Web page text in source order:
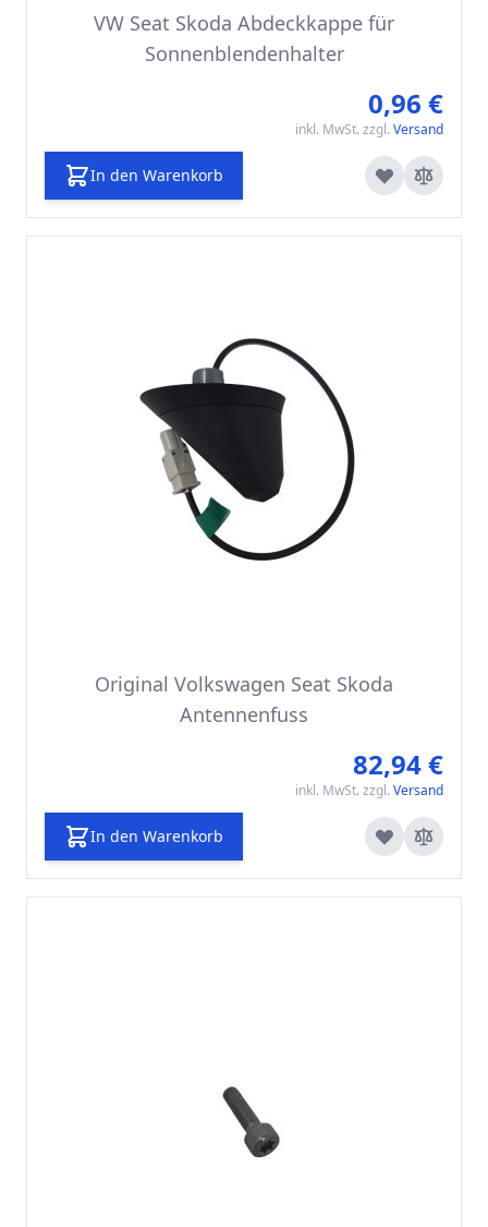
VW Seat Skoda Abdeckkappe für
Sonnenblendenhalter
0,96 €
inkl. MwSt. zzgl. Versand
In den Warenkorb
Original Volkswagen Seat Skoda
Antennenfuss
82,94 €
inkl. MwSt. zzgl. Versand
In den Warenkorb